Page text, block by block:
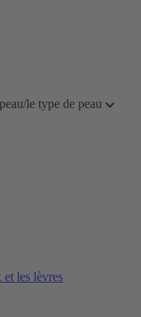
le type de peau
et les lèvres